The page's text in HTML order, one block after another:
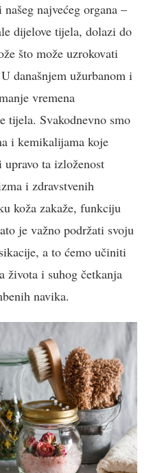
najvećeg organa –
dijelove tijela, dolazi do
što može uzrokovati
današnjem užurbanom i
vremena
tijela. Svakodnevno smo
i kemikalijama koje
ta izloženost
i zdravstvenih
koža zakaže, funkciju
je važno podržati svoju
a to ćemo učiniti
života i suhog četkanja
navika.